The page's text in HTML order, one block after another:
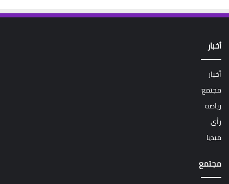
أخبار
أخبار
مجتمع
رياضة
رأي
ميديا
مجتمع